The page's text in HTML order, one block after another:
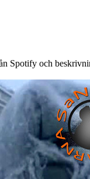
Spotify och